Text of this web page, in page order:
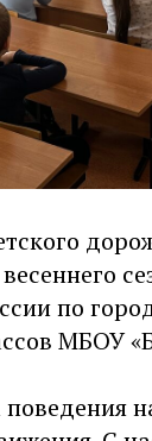
по
МБОУ